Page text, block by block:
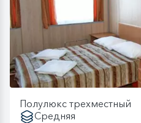
Полулюкс трехместный
Средняя